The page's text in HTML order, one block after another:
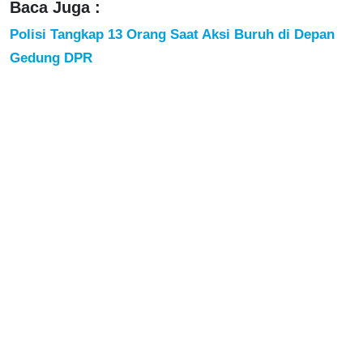
Baca Juga :
Polisi Tangkap 13 Orang Saat Aksi Buruh di Depan
Gedung DPR